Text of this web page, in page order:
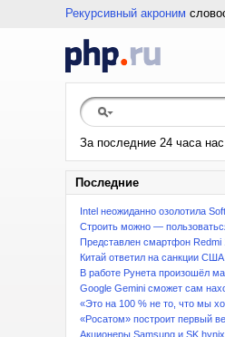
Рекурсивный акроним
За последние 24 часа
Последние
Intel неожиданно озолотила
Строить можно —
Представлен смартфон Redmi
Китай ответил на санкции США:
В работе Рунета произошёл
Google Gemini сможет сам
«Это на 100 % не то, что мы
«Росатом» построит первый
Акционеры Samsung и SK hynix